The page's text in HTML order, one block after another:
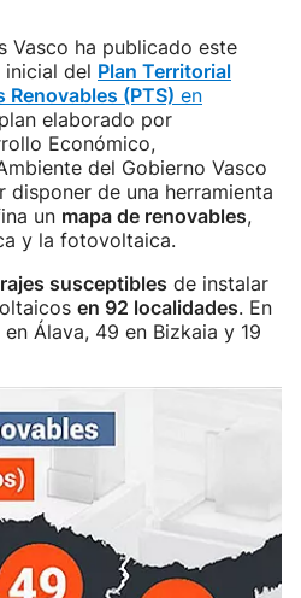
Vasco ha publicado este
del Plan Territorial
Renovables (PTS) en
elaborado por
Económico,
del Gobierno Vasco
de una herramienta
un mapa de renovables,
y la fotovoltaica.
susceptibles de instalar
en 92 localidades. En
Álava, 49 en Bizkaia y 19